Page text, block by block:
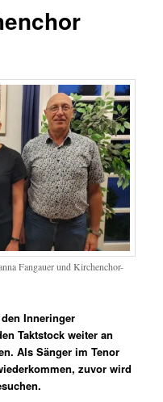
Fangauer und Kirchenchor-
Inneringer
Taktstock weiter an
Als Sänger im Tenor
zuvor wird